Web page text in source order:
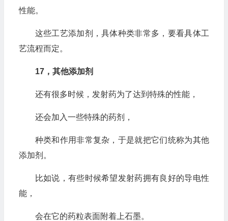
性能。
这些工艺添加剂，具体种类非常多，要看具体工
艺流程而定。
17，其他添加剂
还有很多时候，发射药为了达到特殊的性能，
还会加入一些特殊的药剂，
种类和作用非常复杂，于是就把它们统称为其他
添加剂。
比如说，有些时候希望发射药拥有良好的导电性
能，
会在它的药粒表面附着上石墨。